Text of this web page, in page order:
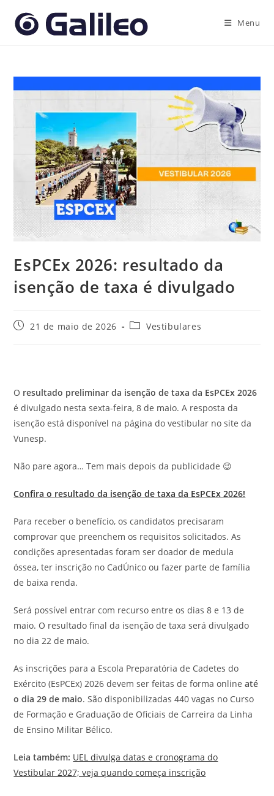
para
Menu
EsPCEx 2026: resultado da
isenção de taxa é divulgado
Post21 de maio de 2026
Categoria
Vestibulares
O resultado preliminar da isenção de taxa da EsPCEx 2026
é divulgado nesta sexta-feira, 8 de maio. A resposta da
isenção está disponível na página do vestibular no site da
Vunesp.
Não pare agora… Tem mais depois da publicidade 😉
Confira o resultado da isenção de taxa da EsPCEx 2026!
Para receber o benefício, os candidatos precisaram
comprovar que preenchem os requisitos solicitados. As
condições apresentadas foram ser doador de medula
óssea, ter inscrição no CadÚnico ou fazer parte de família
de baixa renda.
Será possível entrar com recurso entre os dias 8 e 13 de
maio. O resultado final da isenção de taxa será divulgado
no dia 22 de maio.
As inscrições para a Escola Preparatória de Cadetes do
Exército (EsPCEx) 2026 devem ser feitas de forma onlineaté
o dia 29 de maio. São disponibilizadas 440 vagas no Curso
de Formação e Graduação de Oficiais de Carreira da Linha
de Ensino Militar Bélico.
Leia também: UEL divulga datas e cronograma do
Vestibular 2027; veja quando começa inscrição